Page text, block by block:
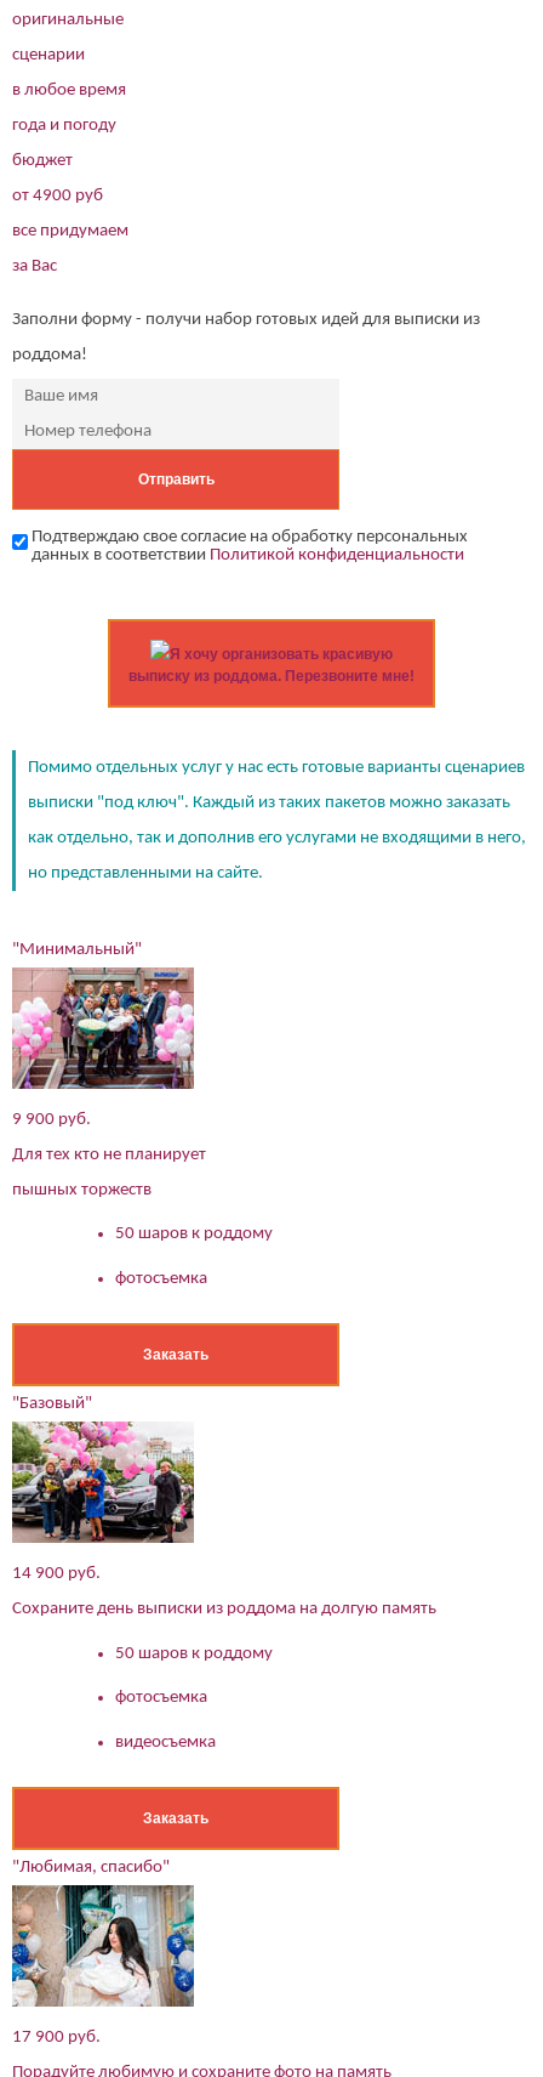
оригинальные
сценарии
в любое время
года и погоду
бюджет
от 4900 руб
все придумаем
за Вас
Заполни форму - получи набор готовых идей для выписки из
роддома!
Подтверждаю свое согласие на обработку персональных
данных в соответствии Политикой конфиденциальности
Я хочу организовать красивую
выписку из роддома. Перезвоните мне!
Помимо отдельных услуг у нас есть готовые варианты сценариев
выписки "под ключ". Каждый из таких пакетов можно заказать
как отдельно, так и дополнив его услугами не входящими в него,
но представленными на сайте.
"Минимальный"
9 900 руб.
Для тех кто не планирует
пышных торжеств
50 шаров к роддому
фотосъемка
Заказать
"Базовый"
14 900 руб.
Сохраните день выписки из роддома на долгую память
50 шаров к роддому
фотосъемка
видеосъемка
Заказать
"Любимая, спасибо"
17 900 руб.
Порадуйте любимую и сохраните фото на память